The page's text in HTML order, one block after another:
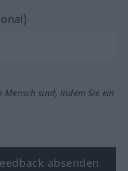
Mensch sind, indem Sie ein
absenden